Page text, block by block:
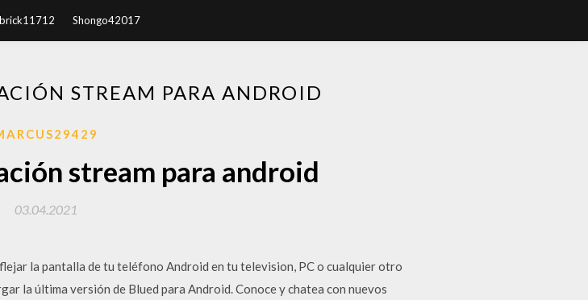
Shongo42017
STREAM PARA ANDROID
stream para android
03.04.2021
la pantalla de tu teléfono Android en tu television, PC o cualquier otro
la última versión de Blued para Android. Conoce y chatea con nuevos